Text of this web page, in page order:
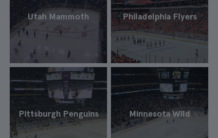
Utah Mammoth Philadelphia Flyers
Pittsburgh Penguins Minnesota Wild